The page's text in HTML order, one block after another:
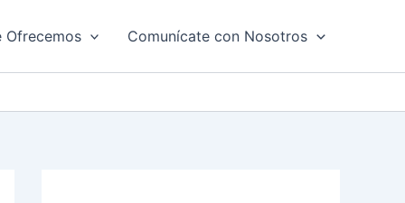
Ofrecemos Comunícate con Nosotros